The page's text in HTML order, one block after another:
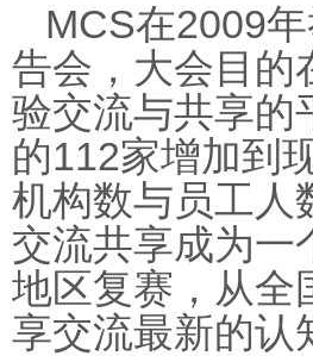
MCS在2009
告会，大会目的
验交流与共享的
的112家增加到
机构数与员工人
交流共享成为一
地区复赛，从全
享交流最新的认